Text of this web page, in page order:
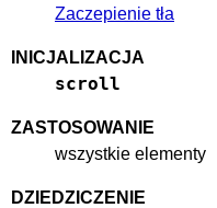
Zaczepienie tła
INICJALIZACJA
scroll
ZASTOSOWANIE
wszystkie elementy
DZIEDZICZENIE